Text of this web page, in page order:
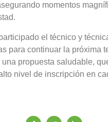
momentos
el técnico y
para continuar la próxima
propuesta saludable,
nivel de inscripción en